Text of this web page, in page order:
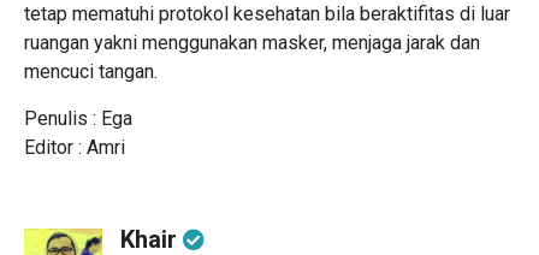
tetap mematuhi protokol kesehatan bila beraktifitas di luar
ruangan yakni menggunakan masker, menjaga jarak dan
mencuci tangan.
Penulis : Ega
Editor : Amri
Khair